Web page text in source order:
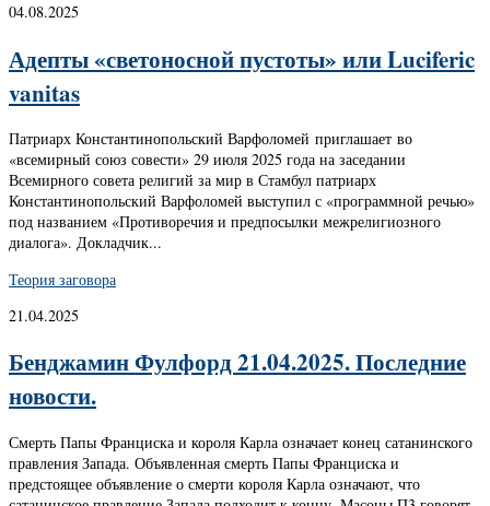
04.08.2025
Адепты «светоносной пустоты» или Luciferic
vanitas
Патриарх Константинопольский Варфоломей приглашает во
«всемирный союз совести» 29 июля 2025 года на заседании
Всемирного совета религий за мир в Стамбул патриарх
Константинопольский Варфоломей выступил с «программной речью»
под названием «Противоречия и предпосылки межрелигиозного
диалога». Докладчик...
Теория заговора
21.04.2025
Бенджамин Фулфорд 21.04.2025. Последние
новости.
Смерть Папы Франциска и короля Карла означает конец сатанинского
правления Запада. Объявленная смерть Папы Франциска и
предстоящее объявление о смерти короля Карла означают, что